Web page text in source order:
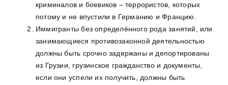
криминалов и боевиков – террористов, которых
потому и не впустили в Германию и Францию.
Иммигранты без определённого рода занятий, или
занимающиеся противозаконной деятельностью
должны быть срочно задержаны и депортированы
из Грузии, грузинское гражданство и документы,
если они успели их получить, должны быть